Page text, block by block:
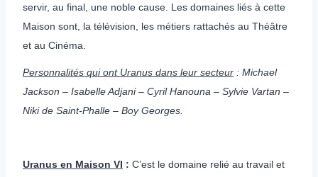
servir, au final, une noble cause. Les domaines liés à cette
Maison sont, la télévision, les métiers rattachés au Théâtre
et au Cinéma.
Personnalités qui ont Uranus dans leur secteur : Michael
Jackson – Isabelle Adjani – Cyril Hanouna – Sylvie Vartan –
Niki de Saint-Phalle – Boy Georges.
Uranus en Maison VI : C’est le domaine relié au travail et